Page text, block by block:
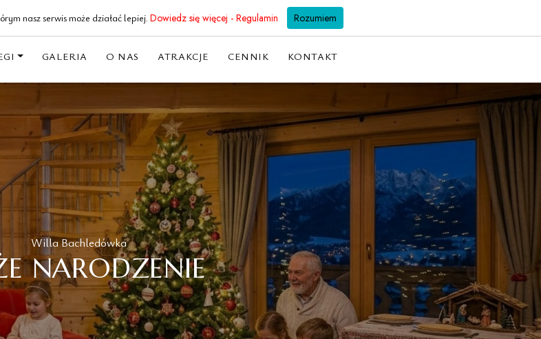
18 20 62 191 501 128 298 biuro@willabachledowka.pl
GALERIA O NAS ATRAKCJE CENNIK KONTAKT
Willa Bachledówka
NARODZENIE
nasz serwis może działać lepiej. Dowiedz się więcej - Regulamin Rozumiem